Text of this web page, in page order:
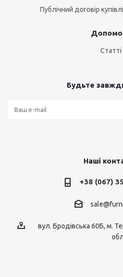
Публічний договір
Статті
Будьте
Наші
+38 (067)
вул. Бродівська 60Б, м.